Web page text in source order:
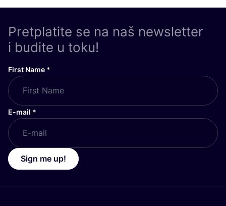
Pretplatite se na naš newsletter
i budite u toku!
First Name *
E-mail *
Sign me up!